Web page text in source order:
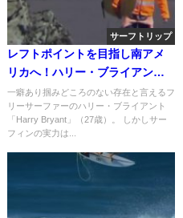
サーフトリップ
レフトポイントを目指し南アメ
リカへ！ハリー・ブライアント
のサーフトリップ動画
一癖あり掴みどころのない存在と言えるフ
リーサーファーのハリー・ブライアント
「Harry Bryant」（27歳）。 しかしサー
フィンの実力は...